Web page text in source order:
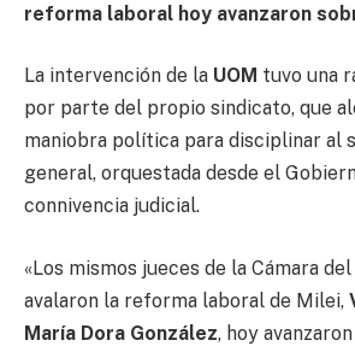
reforma laboral hoy avanzaron
La intervención de la UOM tuvo una
por parte del propio sindicato, que
maniobra política para disciplinar al
general, orquestada desde el
connivencia judicial.
«Los mismos jueces de la Cámara
avalaron la reforma laboral de Milei,
María Dora González, hoy